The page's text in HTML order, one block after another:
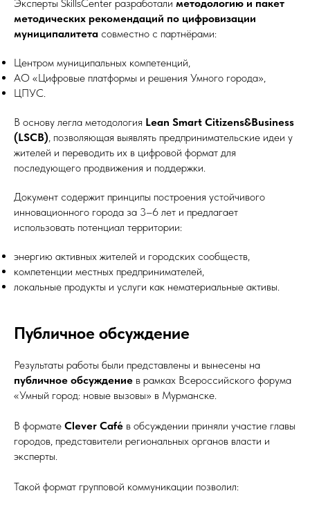
Эксперты SkillsCenter разработали методологию и пакет
методических рекомендаций по цифровизации
муниципалитета совместно с партнёрами:
Центром муниципальных компетенций,
АО «Цифровые платформы и решения Умного города»,
ЦПУС.
В основу легла методология Lean Smart Citizens&Business
(LSCB), позволяющая выявлять предпринимательские идеи у
жителей и переводить их в цифровой формат для
последующего продвижения и поддержки.
Документ содержит принципы построения устойчивого
инновационного города за 3–6 лет и предлагает
использовать потенциал территории:
энергию активных жителей и городских сообществ,
компетенции местных предпринимателей,
локальные продукты и услуги как нематериальные активы.
Публичное обсуждение
Результаты работы были представлены и вынесены на
публичное обсуждение в рамках Всероссийского форума
«Умный город: новые вызовы» в Мурманске.
В формате Clever Café в обсуждении приняли участие главы
городов, представители региональных органов власти и
эксперты.
Такой формат групповой коммуникации позволил: